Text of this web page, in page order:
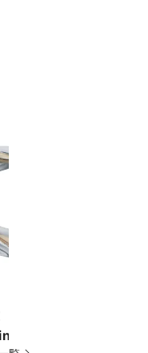
Mermaid